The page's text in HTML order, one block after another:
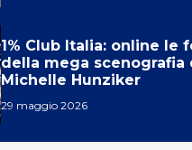
1% Club Italia: online le
della mega scenografia
Michelle Hunziker
29 maggio 2026